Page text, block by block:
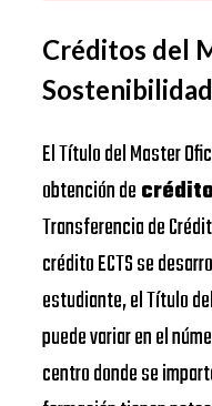
Créditos del
Sostenibilidad
El Título del Master
obtención de
Transferencia de
crédito ECTS se
estudiante, el Título
puede variar en el
centro donde se